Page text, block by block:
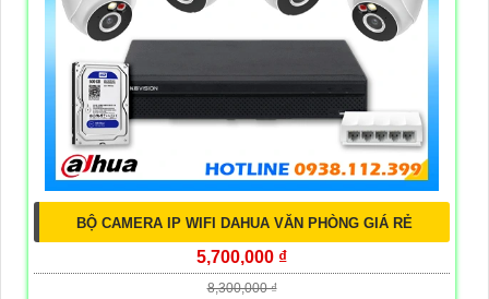
BỘ CAMERA IP WIFI DAHUA VĂN PHÒNG GIÁ RẺ
5,700,000 ₫
8,300,000 ₫